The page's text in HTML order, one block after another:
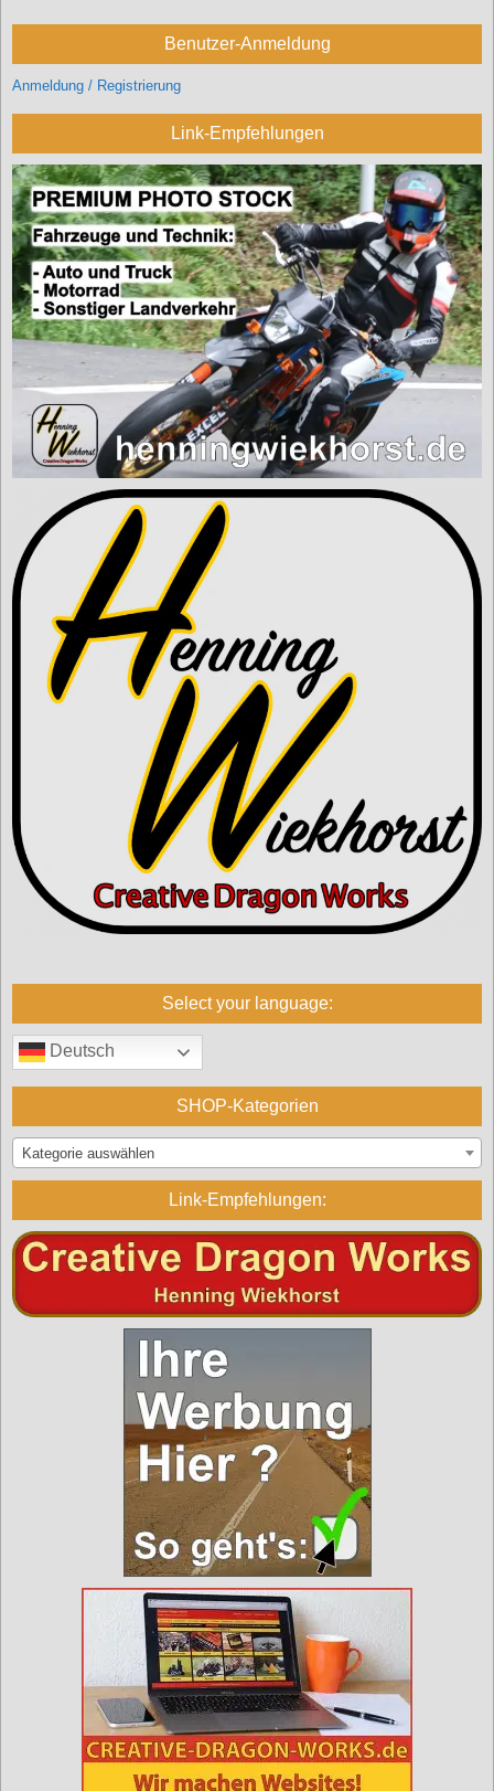
Benutzer-Anmeldung
Anmeldung / Registrierung
Link-Empfehlungen
Select your language:
Deutsch
SHOP-Kategorien
Kategorie auswählen
Link-Empfehlungen: